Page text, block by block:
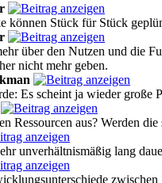
können Stück für Stück
über den Nutzen und die
nicht mehr geben.
Es scheint ja wieder große
Ressourcen aus? Werden
unverhältnismäßig lang